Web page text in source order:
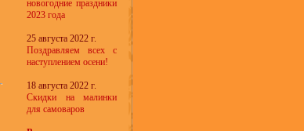
новогодние праздники
2023 года
25 августа 2022 г.
Поздравляем всех с
наступлением осени!
18 августа 2022 г.
Скидки на малинки
для самоваров